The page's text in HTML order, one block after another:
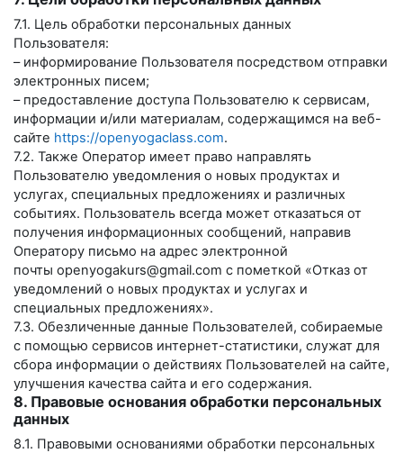
7.1. Цель обработки персональных данных
Пользователя:
– информирование Пользователя посредством отправки
электронных писем;
– предоставление доступа Пользователю к сервисам,
информации и/или материалам, содержащимся на веб-
сайте https://openyogaclass.com.
7.2. Также Оператор имеет право направлять
Пользователю уведомления о новых продуктах и
услугах, специальных предложениях и различных
событиях. Пользователь всегда может отказаться от
получения информационных сообщений, направив
Оператору письмо на адрес электронной
почты openyogakurs@gmail.com с пометкой «Отказ от
уведомлений о новых продуктах и услугах и
специальных предложениях».
7.3. Обезличенные данные Пользователей, собираемые
с помощью сервисов интернет-статистики, служат для
сбора информации о действиях Пользователей на сайте,
улучшения качества сайта и его содержания.
8. Правовые основания обработки персональных
данных
8.1. Правовыми основаниями обработки персональных